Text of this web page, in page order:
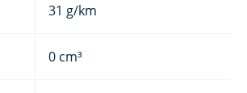
31 g/km
0 cm³